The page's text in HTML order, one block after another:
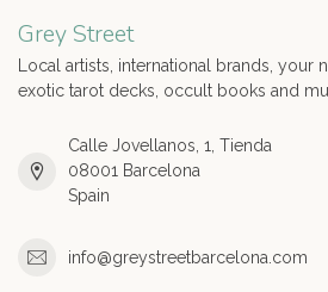
Grey Street
Local artists, international brands, your
exotic tarot decks, occult books and
Calle Jovellanos, 1, Tienda
08001 Barcelona
Spain
info@greystreetbarcelona.com